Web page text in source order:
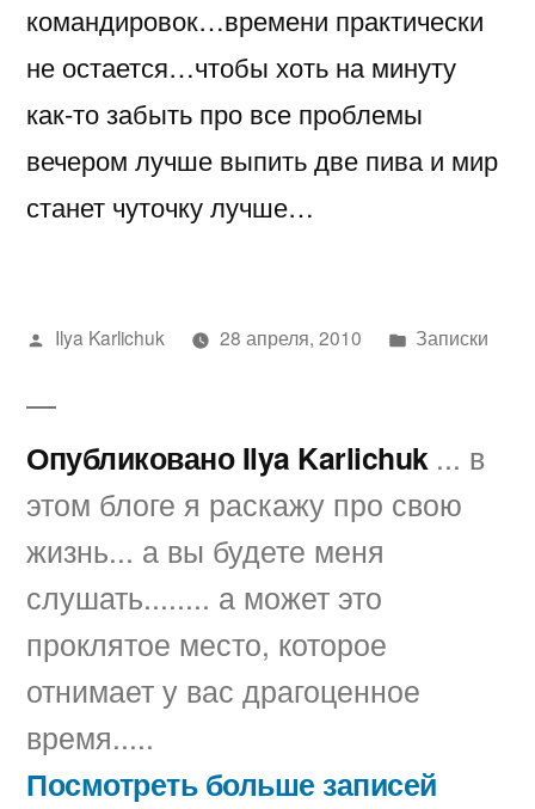
командировок…времени практически
не остается…чтобы хоть на минуту
как-то забыть про все проблемы
вечером лучше выпить две пива и мир
станет чуточку лучше…
Написано
Ilya Karlichuk 28 апреля, 2010
Написано
Записки
Опубликовано Ilya Karlichuk ... в
этом блоге я раскажу про свою
жизнь... а вы будете меня
слушать........ а может это
проклятое место, которое
отнимает у вас драгоценное
время.....
Посмотреть больше записей